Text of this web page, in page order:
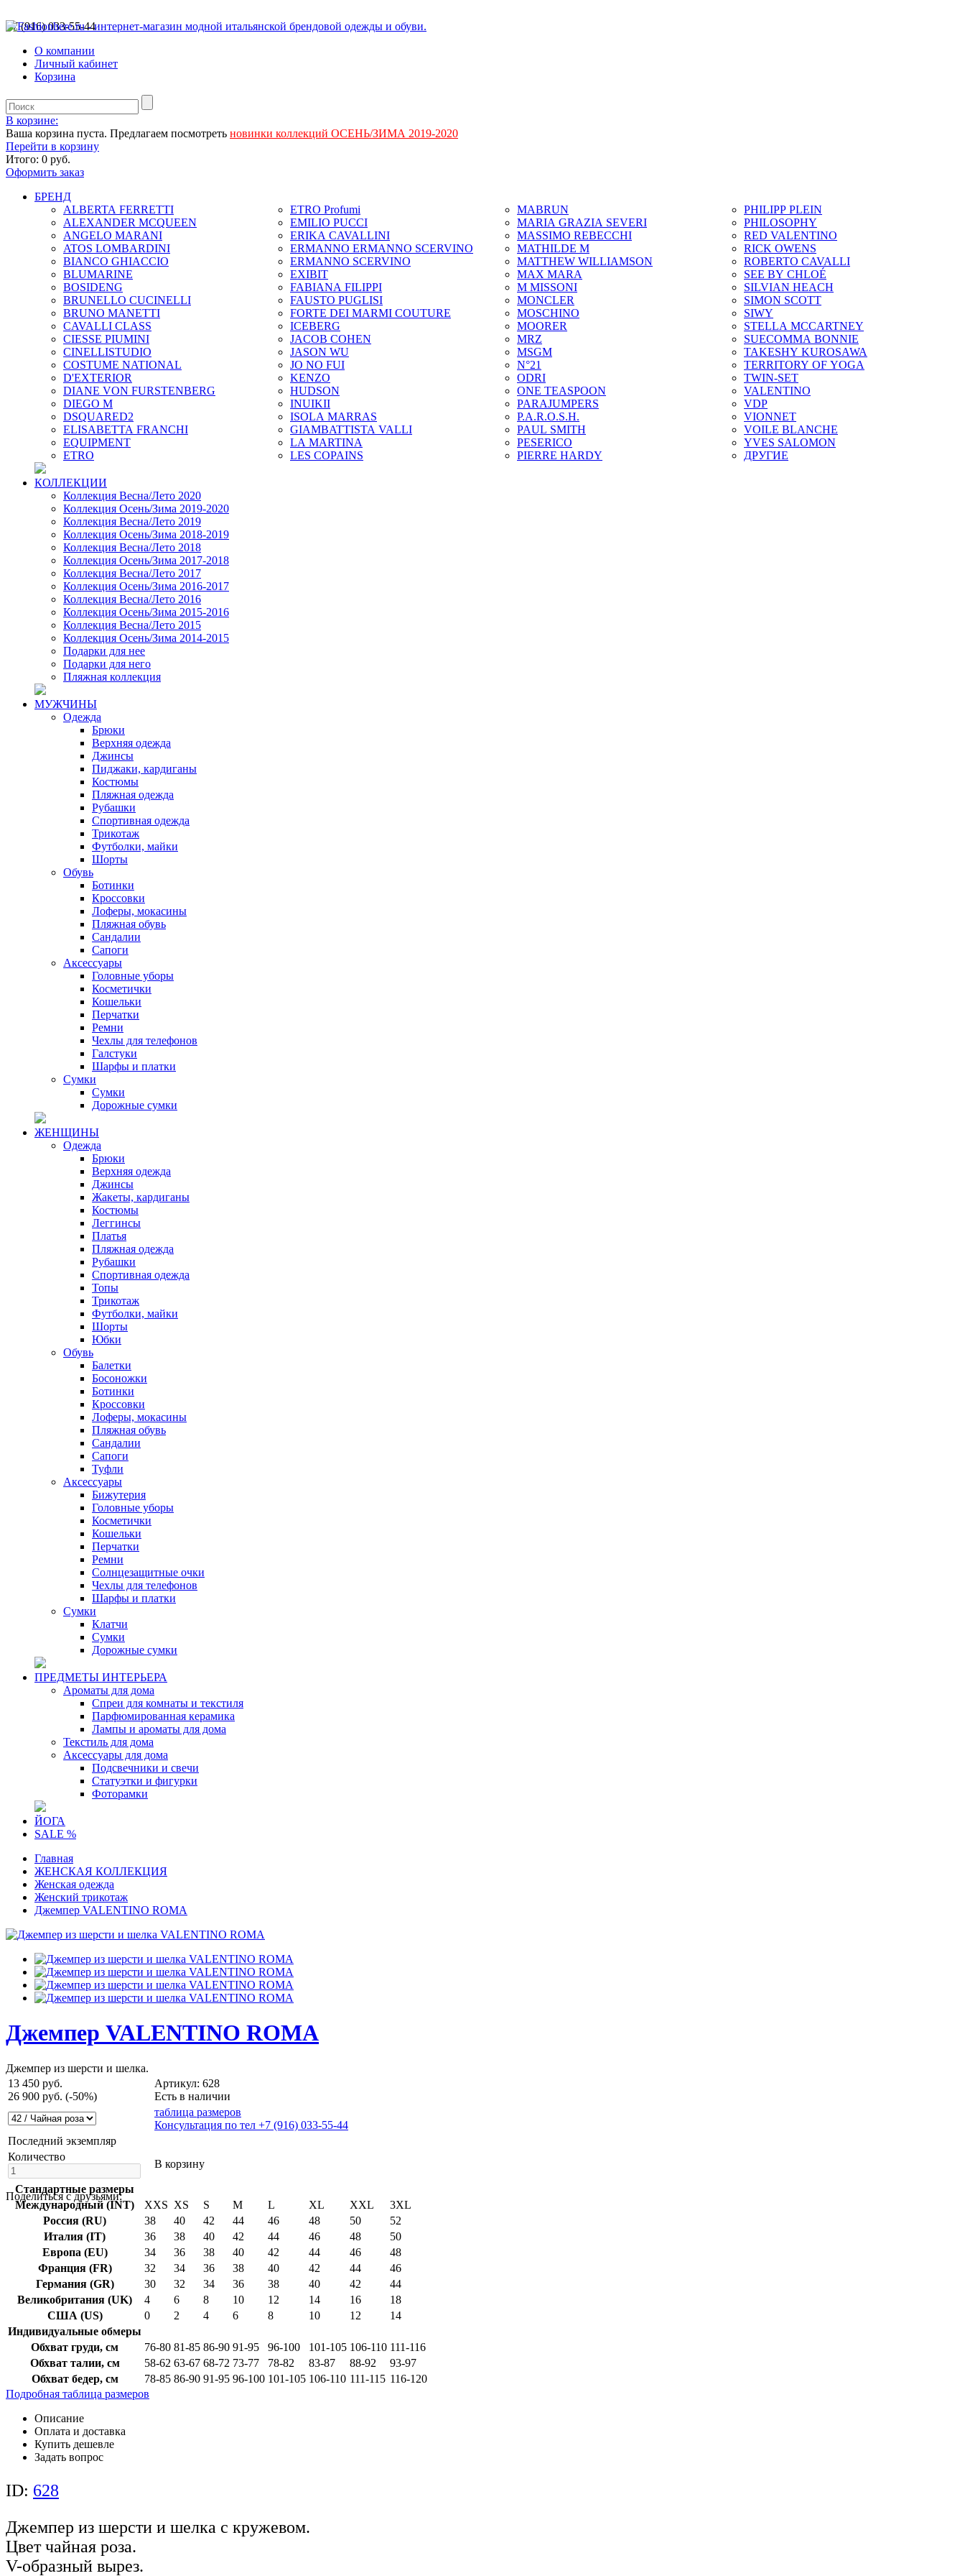
+7 (916) 033-55-44
О компании
Личный кабинет
Корзина
В корзине:
Ваша корзина пуста. Предлагаем посмотреть новинки коллекций ОСЕНЬ/ЗИМА 2019-2020
Перейти в корзину
Итого: 0 руб.
Оформить заказ
БРЕНД
ALBERTA FERRETTI
ALEXANDER MCQUEEN
ANGELO MARANI
ATOS LOMBARDINI
BIANCO GHIACCIO
BLUMARINE
BOSIDENG
BRUNELLO CUCINELLI
BRUNO MANETTI
CAVALLI CLASS
CIESSE PIUMINI
CINELLISTUDIO
COSTUME NATIONAL
D'EXTERIOR
DIANE VON FURSTENBERG
DIEGO M
DSQUARED2
ELISABETTA FRANCHI
EQUIPMENT
ETRO
ETRO Profumi
EMILIO PUCCI
ERIKA CAVALLINI
ERMANNO ERMANNO SCERVINO
ERMANNO SCERVINO
EXIBIT
FABIANA FILIPPI
FAUSTO PUGLISI
FORTE DEI MARMI COUTURE
ICEBERG
JACOB COHEN
JASON WU
JO NO FUI
KENZO
HUDSON
INUIKII
ISOLA MARRAS
GIAMBATTISTA VALLI
LA MARTINA
LES COPAINS
MABRUN
MARIA GRAZIA SEVERI
MASSIMO REBECCHI
MATHILDE M
MATTHEW WILLIAMSON
MAX MARA
M MISSONI
MONCLER
MOSCHINO
MOORER
MRZ
MSGM
N°21
ODRI
ONE TEASPOON
PARAJUMPERS
P.A.R.O.S.H.
PAUL SMITH
PESERICO
PIERRE HARDY
PHILIPP PLEIN
PHILOSOPHY
RED VALENTINO
RICK OWENS
ROBERTO CAVALLI
SEE BY CHLOÉ
SILVIAN HEACH
SIMON SCOTT
SIWY
STELLA MCCARTNEY
SUECOMMA BONNIE
TAKESHY KUROSAWA
TERRITORY OF YOGA
TWIN-SET
VALENTINO
VDP
VIONNET
VOILE BLANCHE
YVES SALOMON
ДРУГИЕ
КОЛЛЕКЦИИ
Коллекция Весна/Лето 2020
Коллекция Осень/Зима 2019-2020
Коллекция Весна/Лето 2019
Коллекция Осень/Зима 2018-2019
Коллекция Весна/Лето 2018
Коллекция Осень/Зима 2017-2018
Коллекция Весна/Лето 2017
Коллекция Осень/Зима 2016-2017
Коллекция Весна/Лето 2016
Коллекция Осень/Зима 2015-2016
Коллекция Весна/Лето 2015
Коллекция Осень/Зима 2014-2015
Подарки для нее
Подарки для него
Пляжная коллекция
МУЖЧИНЫ
Одежда
Брюки
Верхняя одежда
Джинсы
Пиджаки, кардиганы
Костюмы
Пляжная одежда
Рубашки
Спортивная одежда
Трикотаж
Футболки, майки
Шорты
Обувь
Ботинки
Кроссовки
Лоферы, мокасины
Пляжная обувь
Сандалии
Сапоги
Аксессуары
Головные уборы
Косметички
Кошельки
Перчатки
Ремни
Чехлы для телефонов
Галстуки
Шарфы и платки
Сумки
Сумки
Дорожные сумки
ЖЕНЩИНЫ
Одежда
Брюки
Верхняя одежда
Джинсы
Жакеты, кардиганы
Костюмы
Леггинсы
Платья
Пляжная одежда
Рубашки
Спортивная одежда
Топы
Трикотаж
Футболки, майки
Шорты
Юбки
Обувь
Балетки
Босоножки
Ботинки
Кроссовки
Лоферы, мокасины
Пляжная обувь
Сандалии
Сапоги
Туфли
Аксессуары
Бижутерия
Головные уборы
Косметички
Кошельки
Перчатки
Ремни
Солнцезащитные очки
Чехлы для телефонов
Шарфы и платки
Сумки
Клатчи
Сумки
Дорожные сумки
ПРЕДМЕТЫ ИНТЕРЬЕРА
Ароматы для дома
Спреи для комнаты и текстиля
Парфюмированная керамика
Лампы и ароматы для дома
Текстиль для дома
Аксессуары для дома
Подсвечники и свечи
Статуэтки и фигурки
Фоторамки
ЙОГА
SALE %
Главная
ЖЕНСКАЯ КОЛЛЕКЦИЯ
Женская одежда
Женский трикотаж
Джемпер VALENTINO ROMA
Джемпер VALENTINO ROMA
Джемпер из шерсти и шелка.
13 450 руб.
26 900 руб. (-50%)
Артикул: 628
Есть в наличии
таблица размеров
Консультация по тел +7 (916) 033-55-44
Последний экземпляр
Количество
В корзину
Поделиться с друзьями:
Стандартные размеры
Международный (INT)
XXS XS S M L XL XXL
3XL
Россия (RU)
38 40 42 44 46 48 50
52
Италия (IT)
36 38 40 42 44 46 48
50
Европа (EU)
34 36 38 40 42 44 46
48
Франция (FR)
32 34 36 38 40 42 44
46
Германия (GR)
30 32 34 36 38 40 42
44
Великобритания (UK)
4 6 8 10 12 14 16
18
США (US)
0 2 4 6 8 10 12
14
Индивидуальные обмеры
Обхват груди, см
76-80 81-85 86-90 91-95 96-100 101-105 106-110 111-116
Обхват талии, см
58-62 63-67 68-72 73-77 78-82 83-87 88-92
93-97
Обхват бедер, см
78-85 86-90 91-95 96-100 101-105 106-110 111-115 116-120
Подробная таблица размеров
Описание
Оплата и доставка
Купить дешевле
Задать вопрос
ID: 628
Джемпер из шерсти и шелка с кружевом.
Цвет чайная роза.
V-образный вырез.